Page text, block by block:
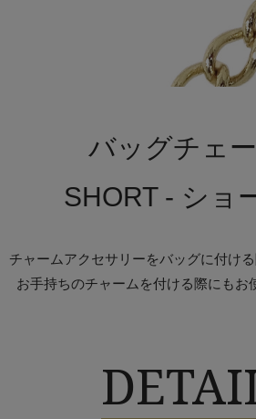
バッグチェ
SHORT - ショ
チャームアクセサリーをバッグに付け
お手持ちのチャームを付ける際にもお